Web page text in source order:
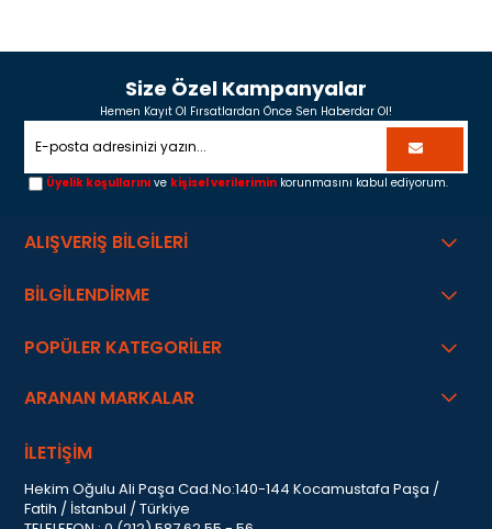
Size Özel Kampanyalar
Hemen Kayıt Ol Fırsatlardan Önce Sen Haberdar Ol!
Üyelik koşullarını ve kişisel verilerimin korunmasını kabul ediyorum.
ALIŞVERİŞ BİLGİLERİ
BİLGİLENDİRME
POPÜLER KATEGORİLER
ARANAN MARKALAR
İLETİŞİM
Hekim Oğulu Ali Paşa Cad.No:140-144 Kocamustafa Paşa /
Fatih / İstanbul / Türkiye